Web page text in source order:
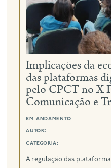
Implicações da
das plataformas
pelo CPCT no X
Comunicação e
em andamento
autor:
categoria:
A regulação das